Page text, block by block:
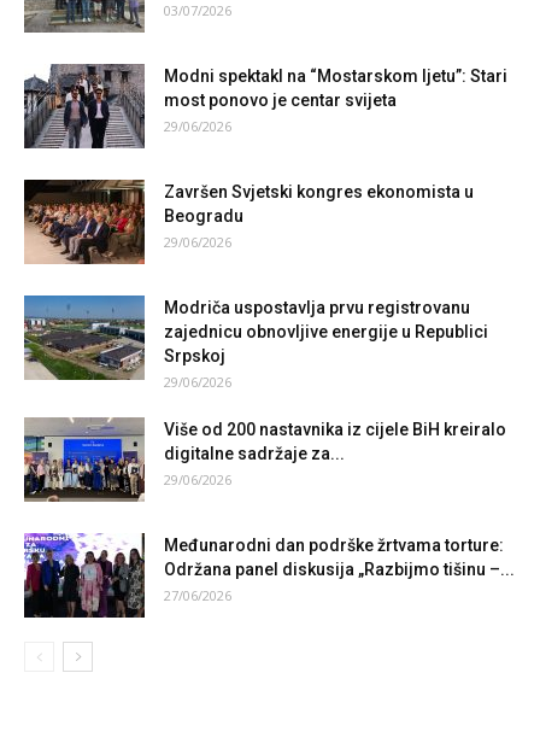
03/07/2026
Modni spektakl na “Mostarskom ljetu”: Stari
most ponovo je centar svijeta
29/06/2026
Završen Svjetski kongres ekonomista u
Beogradu
29/06/2026
Modriča uspostavlja prvu registrovanu
zajednicu obnovljive energije u Republici
Srpskoj
29/06/2026
Više od 200 nastavnika iz cijele BiH kreiralo
digitalne sadržaje za...
29/06/2026
Međunarodni dan podrške žrtvama torture:
Održana panel diskusija „Razbijmo tišinu –...
27/06/2026